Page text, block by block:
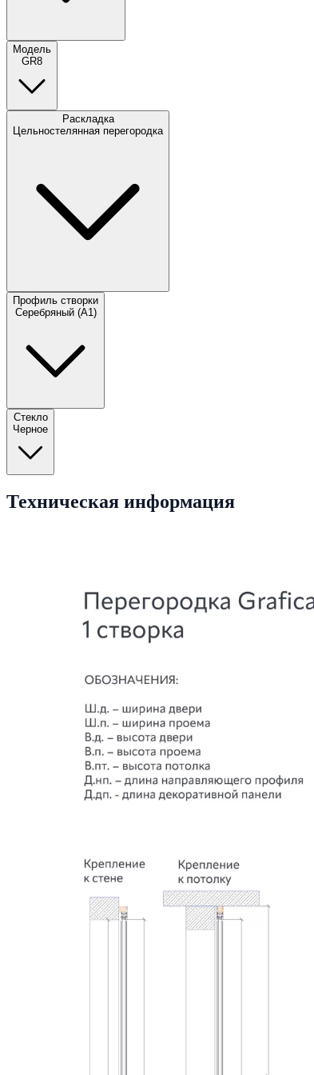
Модель
GR8
Раскладка
Цельностелянная перегородка
Профиль створки
Серебряный (A1)
Стекло
Черное
Техническая информация